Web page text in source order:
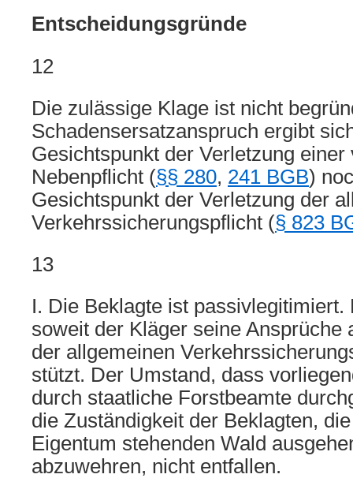
Entscheidungsgründe
12
Die zulässige Klage ist nicht
Schadensersatzanspruch ergibt
Gesichtspunkt der Verletzung einer
Nebenpflicht (§§ 280, 241 BGB)
Gesichtspunkt der Verletzung der
Verkehrssicherungspflicht (§ 823
13
I. Die Beklagte ist passivlegitimiert.
soweit der Kläger seine Ansprüche
der allgemeinen
stützt. Der Umstand, dass
durch staatliche Forstbeamte
die Zuständigkeit der Beklagten,
Eigentum stehenden Wald
abzuwehren, nicht entfallen.